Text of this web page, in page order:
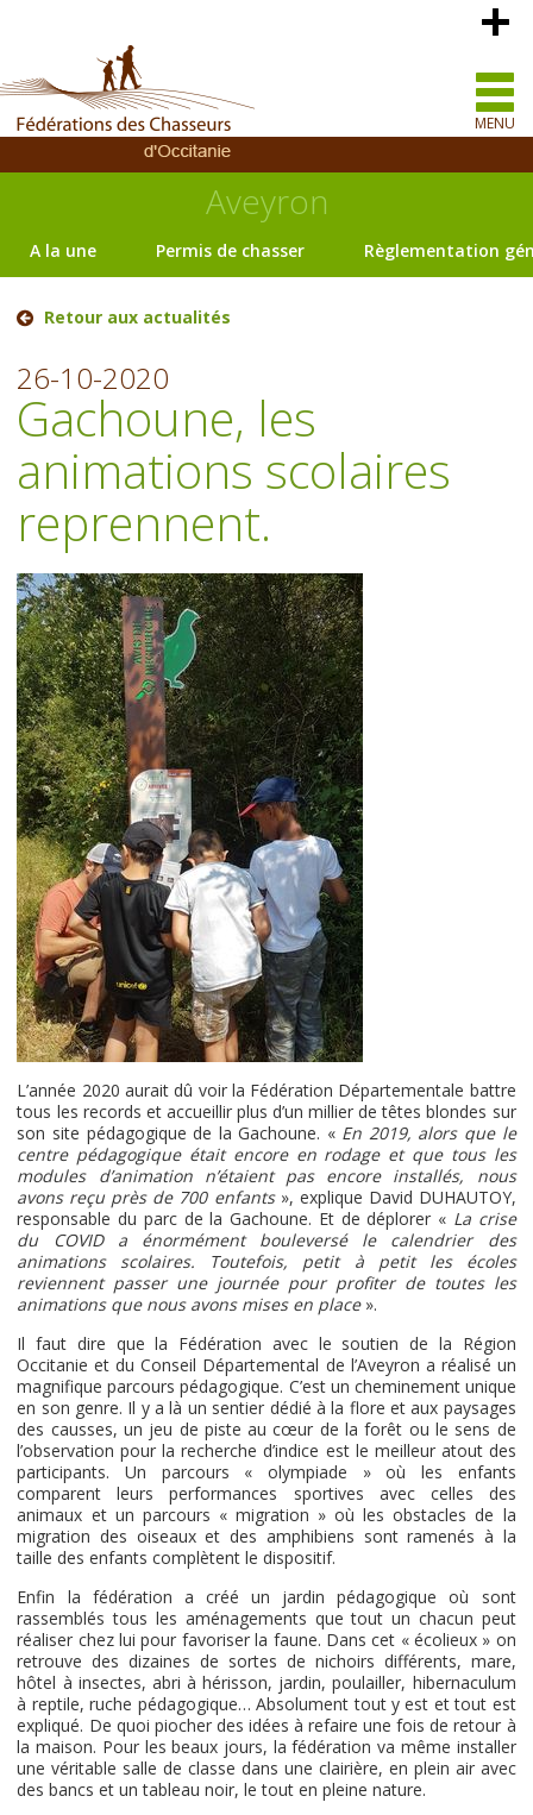
MENU
Aveyron
A la une Permis de chasser Règlementation
Retour aux actualités
26-10-2020
Gachoune, les
animations scolaires
reprennent.
L’année 2020 aurait dû voir la Fédération Départementale battre
tous les records et accueillir plus d’un millier de têtes blondes sur
son site pédagogique de la Gachoune. « En 2019, alors que le
centre pédagogique était encore en rodage et que tous les
modules d’animation n’étaient pas encore installés, nous
avons reçu près de 700 enfants», explique David DUHAUTOY,
responsable du parc de la Gachoune. Et de déplorer « La crise
du COVID a énormément bouleversé le calendrier des
animations scolaires. Toutefois, petit à petit les écoles
reviennent passer une journée pour profiter de toutes les
animations que nous avons mises en place».
Il faut dire que la Fédération avec le soutien de la Région
Occitanie et du Conseil Départemental de l’Aveyron a réalisé un
magnifique parcours pédagogique. C’est un cheminement unique
en son genre. Il y a là un sentier dédié à la flore et aux paysages
des causses, un jeu de piste au cœur de la forêt ou le sens de
l’observation pour la recherche d’indice est le meilleur atout des
participants. Un parcours « olympiade » où les enfants
comparent leurs performances sportives avec celles des
animaux et un parcours « migration » où les obstacles de la
migration des oiseaux et des amphibiens sont ramenés à la
taille des enfants complètent le dispositif.
Enfin la fédération a créé un jardin pédagogique où sont
rassemblés tous les aménagements que tout un chacun peut
réaliser chez lui pour favoriser la faune. Dans cet « écolieux » on
retrouve des dizaines de sortes de nichoirs différents, mare,
hôtel à insectes, abri à hérisson, jardin, poulailler, hibernaculum
à reptile, ruche pédagogique… Absolument tout y est et tout est
expliqué. De quoi piocher des idées à refaire une fois de retour à
la maison. Pour les beaux jours, la fédération va même installer
une véritable salle de classe dans une clairière, en plein air avec
des bancs et un tableau noir, le tout en pleine nature.